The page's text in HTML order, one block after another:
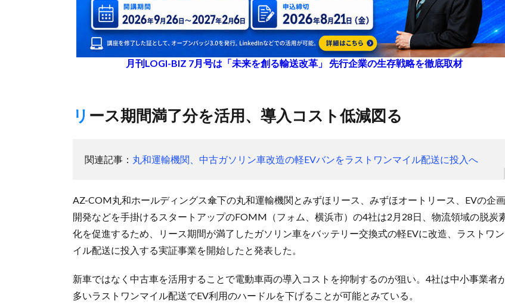
月刊LOGI-BIZ 7月号は「未来を創る輸送改革」 先行企業の生存戦略を徹底取材
リース期間満了分を活用、導入コスト低減図る
関連記事： 丸和運輸機関、中古ガソリン車改造の軽EVバンをラストワンマイル配送に投入へ
AZ-COM丸和ホールディングス傘下の丸和運輸機関とみずほリース、みずほオートリース、EVの企画
開発などを手掛けるスタートアップのFOMM（フォム、横浜市）の4社は2月28日、物流領域の脱炭
化を促進するため、リース期間が満了したガソリン車をバッテリー交換式の軽EVに改造、ラストワ
イル配送に投入する実証事業を開始したと発表した。
新車ではなく中古車を活用することで電動車両の導入コストを抑制するのが狙い。4社は中小事業者
多いラストワンマイル配送でEV利用のハードルを下げることが可能とみている。